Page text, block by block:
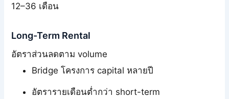
12–36 เดือน
Long-Term Rental
อัตราส่วนลดตาม volume
Bridge โครงการ capital หลายปี
อัตรารายเดือนต่ำกว่า short-term